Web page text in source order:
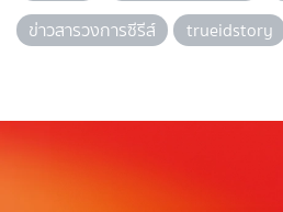
ข่าวสารวงการซีรีส์
trueidstory